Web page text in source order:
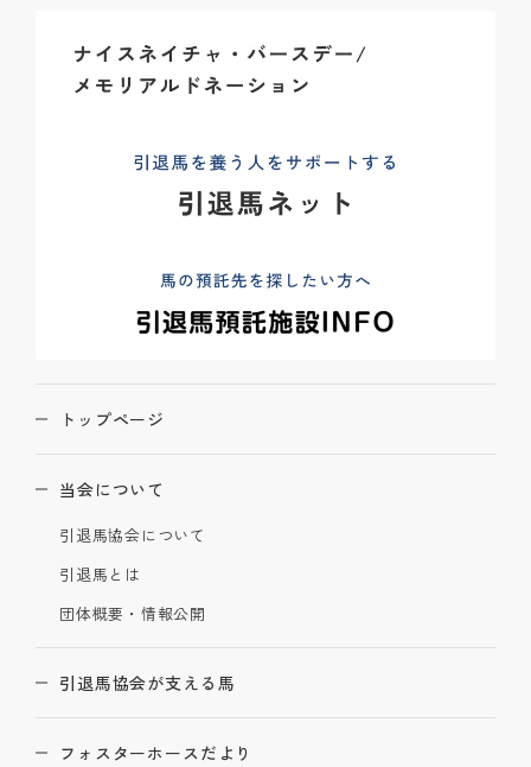
トップページ
当会について
引退馬協会について
引退馬とは
団体概要・情報公開
引退馬協会が支える馬
フォスターホースだより